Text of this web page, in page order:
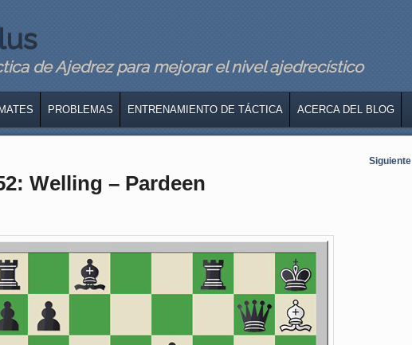
de Ajedrez para mejorar el nivel ajedrecístico
MATES PROBLEMAS ENTRENAMIENTO DE TÁCTICA ACERCA DEL BLOG
Siguiente
Welling – Pardeen